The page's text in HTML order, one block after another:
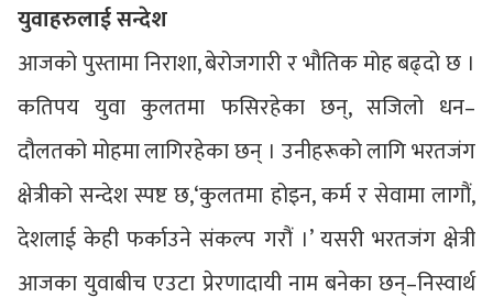
युवाहरुलाई सन्देश
आजको पुस्तामा निराशा, बेरोजगारी र भौतिक मोह बढ्दो छ ।
कतिपय युवा कुलतमा फसिरहेका छन्, सजिलो धन–
दौलतको मोहमा लागिरहेका छन् । उनीहरूको लागि भरतजंग
क्षेत्रीको सन्देश स्पष्ट छ,‘कुलतमा होइन, कर्म र सेवामा लागौं,
देशलाई केही फर्काउने संकल्प गरौं ।’ यसरी भरतजंग क्षेत्री
आजका युवाबीच एउटा प्रेरणादायी नाम बनेका छन्–निस्वार्थ